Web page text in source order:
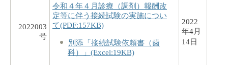
2022003
号
令和４年４月診療（調剤）報酬改
定等に伴う接続試験の実施につい
て(PDF:157KB)
別添「接続試験依頼書（歯
科）」(Excel:19KB)
2022
年4月
14日